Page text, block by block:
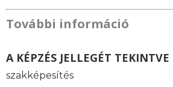
További információ
A KÉPZÉS JELLEGÉT TEKINTVE
szakképesítés